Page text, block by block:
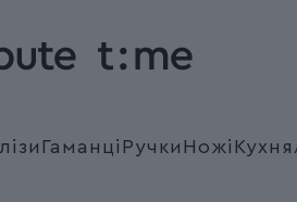
Гаманці Ручки Ножі Кухня